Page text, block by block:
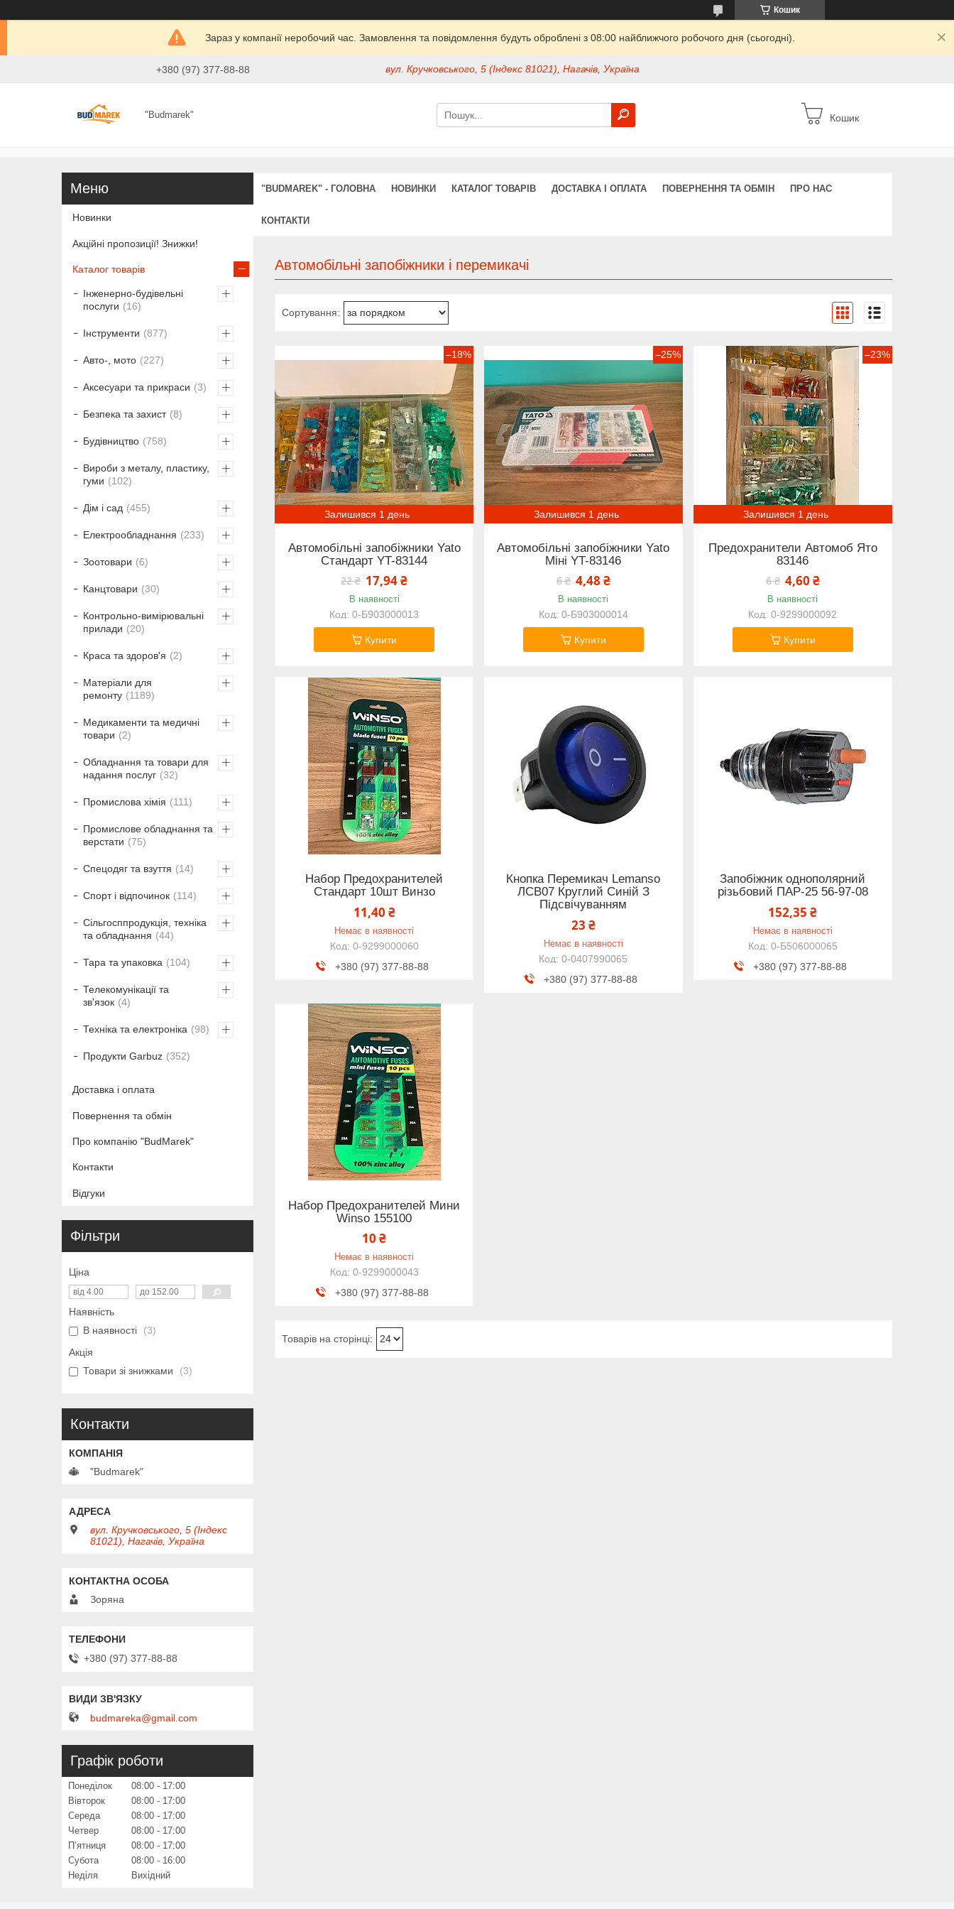
Кошик
Зараз у компанії неробочий час. Замовлення та повідомлення будуть оброблені з 08:00 найближчого робочого дня (сьогодні).
+380 (97) 377-88-88 вул. Кручковського, 5 (Індекс 81021), Нагачів, Україна
"Budmarek" Кошик
"BUDMAREK" - ГОЛОВНА НОВИНКИ КАТАЛОГ ТОВАРІВ ДОСТАВКА І ОПЛАТА ПОВЕРНЕННЯ ТА ОБМІН ПРО НАС
КОНТАКТИ
Автомобільні запобіжники і перемикачі
–18%
Залишився 1 день
Автомобільні запобіжники Yato
Стандарт YT-83144
22 ₴ 17,94 ₴
В наявності
0-Б903000013
Купити
–25%
Залишився 1 день
Автомобільні запобіжники Yato
Міні YT-83146
6 ₴ 4,48 ₴
В наявності
0-Б903000014
Купити
–23%
Залишився 1 день
Предохранители Автомоб Ято
83146
6 ₴ 4,60 ₴
В наявності
0-9299000092
Купити
Набор Предохранителей
Стандарт 10шт Винзо
11,40 ₴
Немає в наявності
0-9299000060
+380 (97) 377-88-88
Кнопка Перемикач Lemanso
ЛСВ07 Круглий Синій З
Підсвічуванням
23 ₴
Немає в наявності
0-0407990065
+380 (97) 377-88-88
Запобіжник однополярний
різьбовий ПАР-25 56-97-08
152,35 ₴
Немає в наявності
0-Б506000065
+380 (97) 377-88-88
Набор Предохранителей Мини
Winso 155100
10 ₴
Немає в наявності
0-9299000043
+380 (97) 377-88-88
Новинки
Акційні пропозиції! Знижки!
Каталог товарів
Інженерно-будівельні
послуги
16
Інструменти 877
Авто-, мото 227
Аксесуари та прикраси 3
Безпека та захист 8
Будівництво 758
Вироби з металу, пластику,
гуми
102
Дім і сад 455
Електрообладнання 233
Зоотовари 6
Канцтовари 30
Контрольно-вимірювальні
прилади
20
Краса та здоров'я 2
Матеріали для
ремонту
1189
Медикаменти та медичні
товари
2
Обладнання та товари для
надання послуг
32
Промислова хімія 111
Промислове обладнання та
верстати
75
Спецодяг та взуття 14
Спорт і відпочинок 114
Сільгосппродукція, техніка
та обладнання
44
Тара та упаковка 104
Телекомунікації та
зв'язок
4
Техніка та електроніка 98
Продукти Garbuz 352
Доставка і оплата
Повернення та обмін
Про компанію "BudMarek"
Контакти
Відгуки
Фільтри
Ціна
Наявність
В наявності
3
Акція
Товари зі знижками
3
Контакти
"Budmarek"
вул. Кручковського, 5 (Індекс
81021), Нагачів, Україна
Зоряна
+380 (97) 377-88-88
budmareka@gmail.com
Графік роботи
Понеділок 08:00
17:00
Вівторок
08:00
17:00
Середа
08:00
17:00
Четвер
08:00
17:00
Пʼятниця
08:00
17:00
Субота
08:00
16:00
Неділя
Вихідний